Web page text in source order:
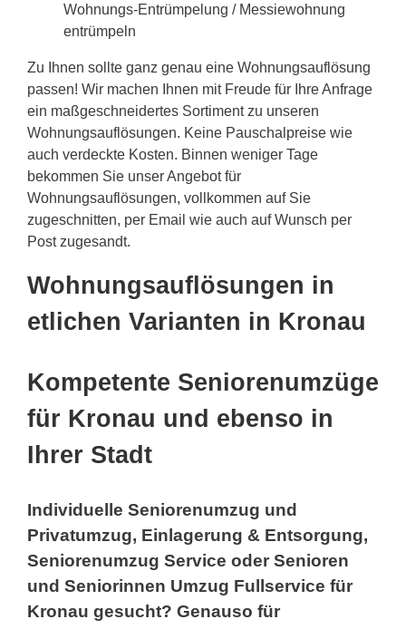
Wohnungs-Entrümpelung / Messiewohnung
entrümpeln
Zu Ihnen sollte ganz genau eine Wohnungsauflösung
passen! Wir machen Ihnen mit Freude für Ihre Anfrage
ein maßgeschneidertes Sortiment zu unseren
Wohnungsauflösungen. Keine Pauschalpreise wie
auch verdeckte Kosten. Binnen weniger Tage
bekommen Sie unser Angebot für
Wohnungsauflösungen, vollkommen auf Sie
zugeschnitten, per Email wie auch auf Wunsch per
Post zugesandt.
Wohnungsauflösungen in
etlichen Varianten in Kronau
Kompetente Seniorenumzüge
für Kronau und ebenso in
Ihrer Stadt
Individuelle Seniorenumzug und
Privatumzug, Einlagerung & Entsorgung,
Seniorenumzug Service oder Senioren
und Seniorinnen Umzug Fullservice für
Kronau gesucht? Genauso für